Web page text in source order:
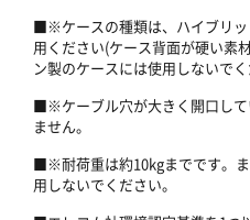
■※ケースの種類は、ハイブリ
用ください(ケース背面が硬い素
ン製のケースには使用しないでく
■※ケーブル穴が大きく開口して
ません。
■※耐荷重は約10kgまでです。
用しないでください。